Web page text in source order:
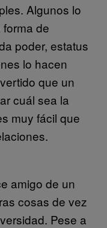
Algunos lo
de
poder, estatus
lo hacen
que un
cuál sea la
muy fácil que
amigo de un
cosas de vez
Pese a